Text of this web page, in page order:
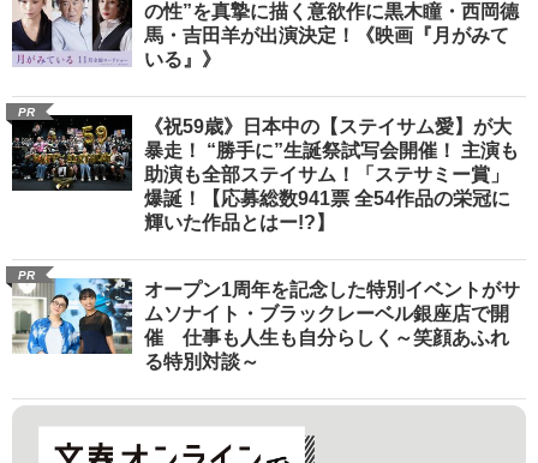
の性”を真摯に描く意欲作に黒木瞳・西岡德
馬・吉田羊が出演決定！《映画『月がみて
いる』》
PR
《祝59歳》日本中の【ステイサム愛】が大
暴走！ “勝手に”生誕祭試写会開催！ 主演も
助演も全部ステイサム！「ステサミー賞」
爆誕！【応募総数941票 全54作品の栄冠に
輝いた作品とはー!?】
PR
オープン1周年を記念した特別イベントがサ
ムソナイト・ブラックレーベル銀座店で開
催 仕事も人生も自分らしく～笑顔あふれ
る特別対談～